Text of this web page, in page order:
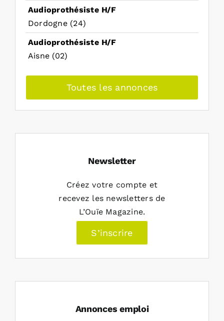
Audioprothésiste H/F
Dordogne (24)
Audioprothésiste H/F
Aisne (02)
Toutes les annonces
Newsletter
Créez votre compte et
recevez les newsletters de
L’Ouïe Magazine.
S’inscrire
Annonces emploi